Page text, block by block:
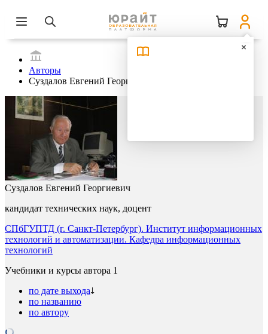
Авторы
Суздалов Евгений Георгиевич
Суздалов Евгений Георгиевич
кандидат технических наук, доцент
СПбГУПТД (г. Санкт-Петербург). Институт информационных
технологий и автоматизации. Кафедра информационных
технологий
Учебники и курсы автора 1
по дате выхода
по названию
по автору